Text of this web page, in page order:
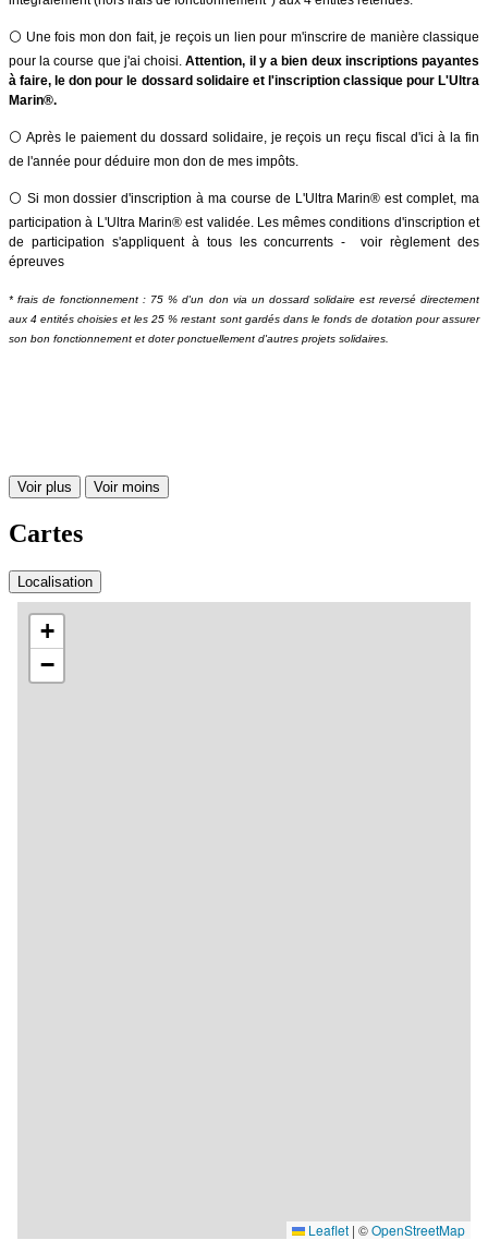
⚪️ Une fois mon don fait, je reçois un lien pour m'inscrire de manière classique
pour la course que j'ai choisi.Attention, il y a bien deux inscriptions payantes
à faire, le don pour le dossard solidaire et l'inscription classique pour L'Ultra
Marin®.
⚪️ Après le paiement du dossard solidaire, je reçois un reçu fiscal d'ici à la fin
de l'année pour déduire mon don de mes impôts.
⚪️ Si mon dossier d'inscription à ma course de L'Ultra Marin® est complet, ma
participation à L'Ultra Marin® est validée. Les mêmes conditions d'inscription et
de participation s'appliquent à tous les concurrents -voir règlement des
épreuves
​* frais de fonctionnement : 75 % d'un don via un dossard solidaire est reversé directement
aux 4 entités choisies et les 25 % restant sont gardés dans le fonds de dotation pour assurer
son bon fonctionnement et doter ponctuellement d'autres projets solidaires.
Voir plus Voir moins
Cartes
Localisation